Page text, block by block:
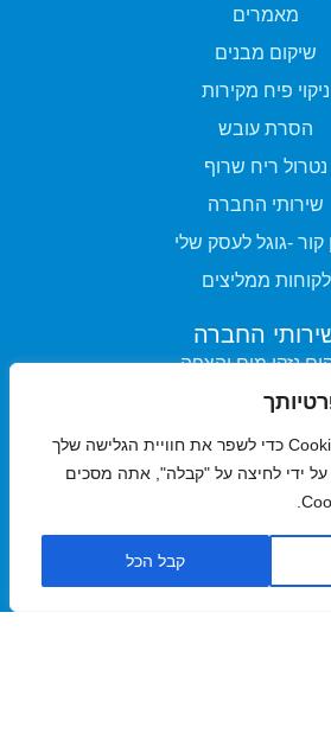
אנו משתמשים בקובצי Cookie כדי לשפר את חוויית הגלישה שלך
על ידי לחיצה על "קבלה", אתה מסכים
קבל הכל
מאמרים
שיקום מבנים
ניקוי פיח מקירות
הסרת עובש
נטרול ריח שרוף
שירותי החברה
קור -גוגל לעסק שלי
לקוחות ממליצים
החברה
נזקי מים והצפה
שיקום נזקי אש
ניקוי תעשייתי
ייבוש תת רצפתי
ניקוי וחיטוי באוזון